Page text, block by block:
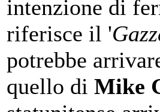
intenzione di
riferisce il '
potrebbe
quello di Mike